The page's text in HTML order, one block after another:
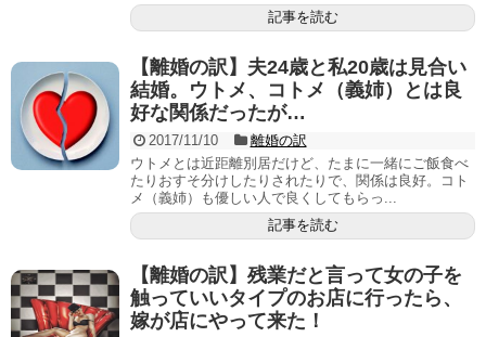
記事を読む
【離婚の訳】夫24歳と私20歳は見合い
結婚。ウトメ、コトメ（義姉）とは良
好な関係だったが…
2017/11/10
離婚の訳
ウトメとは近距離別居だけど、たまに一緒にご飯食べ
たりおすそ分けしたりされたりで、関係は良好。コト
メ（義姉）も優しい人で良くしてもらっ...
記事を読む
【離婚の訳】残業だと言って女の子を
触っていいタイプのお店に行ったら、
嫁が店にやって来た！